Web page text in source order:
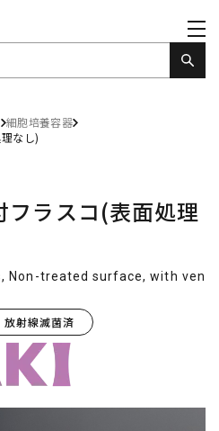
細胞培養容器
なし)
フラスコ(表面処理
Non-treated surface, with ven
放射線滅菌済